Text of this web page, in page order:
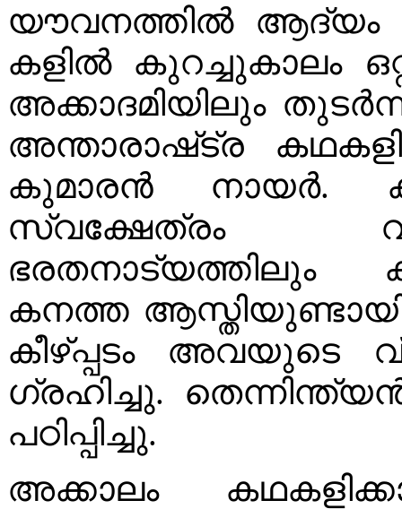
യൗവനത്തിൽ ആദ്യം
കളിൽ കുറച്ചുകാലം
അക്കാദമിയിലും
അന്താരാഷ്‌ട്ര
കുമാരൻ നായർ.
സ്വക്ഷേത്രം
ഭരതനാട്യത്തിലും
കനത്ത
കീഴ്പ്പടം
ഗ്രഹിച്ചു.
പഠിപ്പിച്ചു.
അക്കാലം